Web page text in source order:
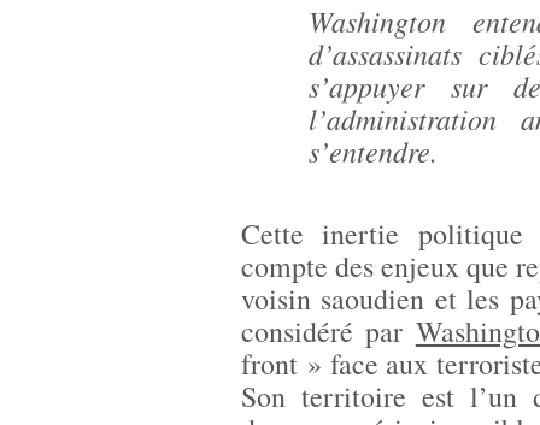
Washington
d’assassinats
s’appuyer sur
l’administration
s’entendre.
Cette inertie
compte des enjeux que
voisin saoudien et les
considéré par
front » face aux
Son territoire est